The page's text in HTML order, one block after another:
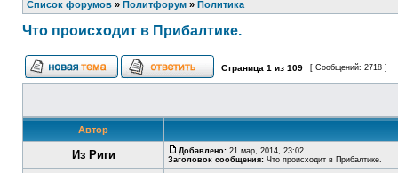
Список форумов » Политфорум » Политика
Что происходит в Прибалтике.
Страница 1 из 109 [ Сообщений: 2718 ]
Автор
Из Риги Добавлено: 21 мар, 2014, 23:02
Заголовок сообщения: Что происходит в Прибалтике.